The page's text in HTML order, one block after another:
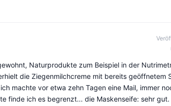
Naturprodukte zum Beispiel in der
die Ziegenmilchcreme mit bereits geöffnetem
machte vor etwa zehn Tagen eine Mail, immer
finde ich es begrenzt... die Maskenseife: sehr gut.